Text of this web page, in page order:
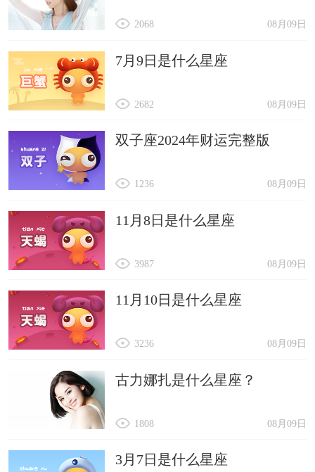
08月09日
2068
7月9日是什么星座
08月09日
2682
双子座2024年财运完整版
08月09日
1236
11月8日是什么星座
08月09日
3987
11月10日是什么星座
08月09日
3236
古力娜扎是什么星座？
08月09日
1808
3月7日是什么星座